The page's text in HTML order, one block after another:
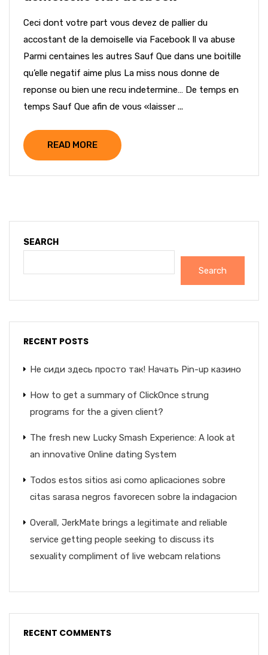
Ceci dont votre part vous devez de pallier du
accostant de la demoiselle via Facebook Il va abuse
Parmi centaines les autres Sauf Que dans une boitille
qu’elle negatif aime plus La miss nous donne de
reponse ou bien une recu indetermine… De temps en
temps Sauf Que afin de vous «laisser ...
READ MORE
SEARCH
Search
RECENT POSTS
Не сиди здесь просто так! Начать Pin-up казино
How to get a summary of ClickOnce strung
programs for the a given client?
The fresh new Lucky Smash Experience: A look at
an innovative Online dating System
Todos estos sitios asi­ como aplicaciones sobre
citas sarasa negros favorecen sobre la indagacion
Overall, JerkMate brings a legitimate and reliable
service getting people seeking to discuss its
sexuality compliment of live webcam relations
RECENT COMMENTS